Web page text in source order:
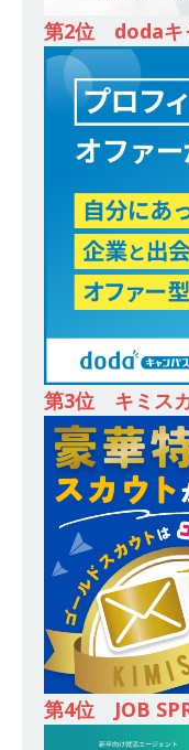
[
[
第2位 dodaキ
第3位 キミス
第4位 JOB